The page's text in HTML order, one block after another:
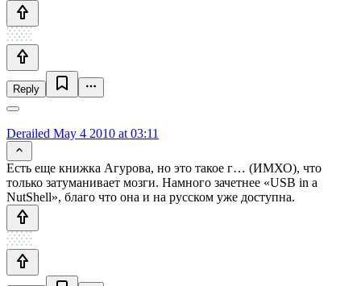
Reply
Derailed May 4 2010 at 03:11
Есть еще книжка Агурова, но это такое г… (ИМХО), что
только затуманивает мозги. Намного зачетнее «USB in a
NutShell», благо что она и на русском уже доступна.